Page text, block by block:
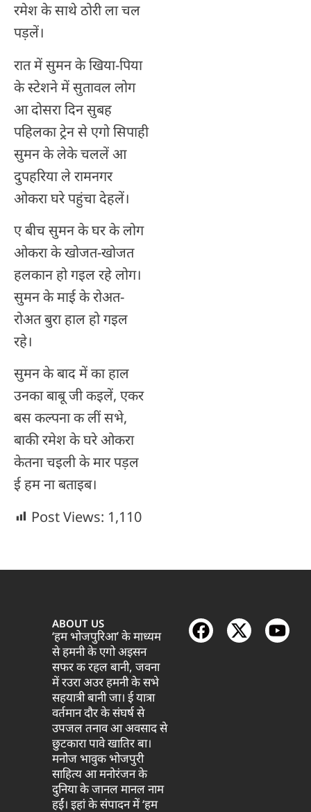
रमेश के साथे ठोरी ला चल
पड़लें।
रात में सुमन के खिया-पिया
के स्टेशने में सुतावल लोग
आ दोसरा दिन सुबह
पहिलका ट्रेन से एगो सिपाही
सुमन के लेके चललें आ
दुपहरिया ले रामनगर
ओकरा घरे पहुंचा देहलें।
ए बीच सुमन के घर के लोग
ओकरा के खोजत-खोजत
हलकान हो गइल रहे लोग।
सुमन के माई के रोअत-
रोअत बुरा हाल हो गइल
रहे।
सुमन के बाद में का हाल
उनका बाबू जी कइलें, एकर
बस कल्पना क लीं सभे,
बाकी रमेश के घरे ओकरा
केतना चइली के मार पड़ल
ई हम ना बताइब।
Post Views: 1,110
ABOUT US
‘हम भोजपुरिआ’ के माध्यम
से हमनी के एगो अइसन
सफर क रहल बानी, जवना
में रउरा अउर हमनी के सभे
सहयात्री बानी जा। ई यात्रा
वर्तमान दौर के संघर्ष से
उपजल तनाव आ अवसाद से
छुटकारा पावे खातिर बा।
मनोज भावुक भोजपुरी
साहित्य आ मनोरंजन के
दुनिया के जानल मानल नाम
हईं। इहां के संपादन में ‘हम